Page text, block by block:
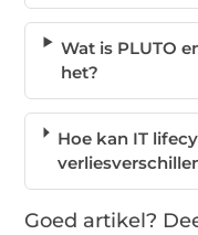
Wat is PLUTO
het?
Hoe kan IT
Goed artikel?